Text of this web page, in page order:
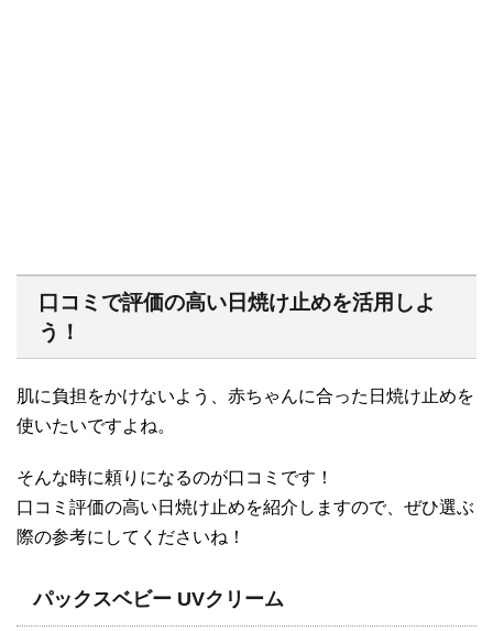
口コミで評価の高い日焼け止めを活用しよ
う！
肌に負担をかけないよう、赤ちゃんに合った日焼け止めを
使いたいですよね。
そんな時に頼りになるのが口コミです！
口コミ評価の高い日焼け止めを紹介しますので、ぜひ選ぶ
際の参考にしてくださいね！
パックスベビー UVクリーム